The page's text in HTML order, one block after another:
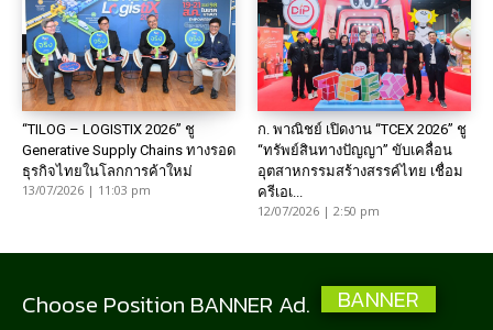
“TILOG – LOGISTIX 2026” ชู
Generative Supply Chains ทางรอด
ธุรกิจไทยในโลกการค้าใหม่
13/07/2026 | 11:03 pm
ก. พาณิชย์ เปิดงาน “TCEX 2026” ชู
“ทรัพย์สินทางปัญญา” ขับเคลื่อน
อุตสาหกรรมสร้างสรรค์ไทย เชื่อม
ครีเอเ...
12/07/2026 | 2:50 pm
Choose Position BANNER Ad. BANNER